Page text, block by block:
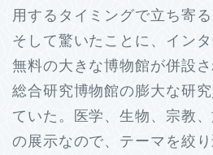
用するタイミングで立ち寄
そして驚いたことに、イン
無料の大きな博物館が併設
総合研究博物館の膨大な研
ていた。医学、生物、宗教
の展示なので、テーマを絞